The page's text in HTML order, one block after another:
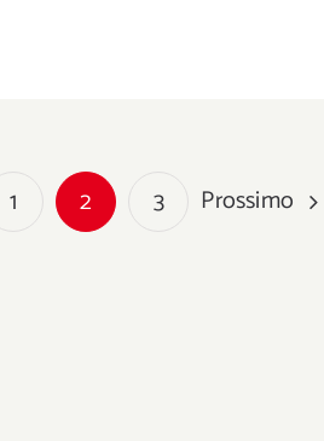
1 2 3 Prossimo